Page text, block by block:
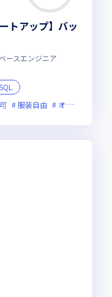
トアップ】バッ
ースエンジニア
服装自由 オンライン選考可